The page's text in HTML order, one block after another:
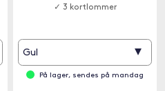
✓ 3 kortlommer
Gul ▾
På lager, sendes på mandag